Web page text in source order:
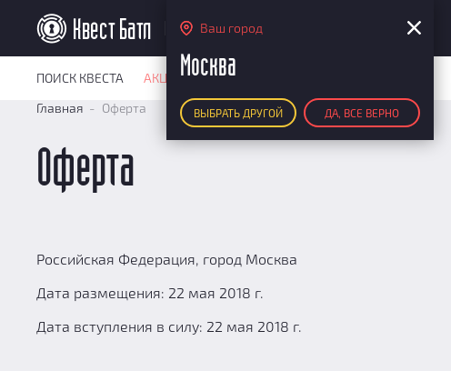
Москва
Ваш город
Москва
ВЫБРАТЬ ДРУГОЙ ДА, ВСЕ ВЕРНО
ПОИСК КВЕСТА АКЦИИ РЕЙТИНГ КВЕСТОВ
Главная
Оферта
Оферта
Российская Федерация, город Москва
Дата размещения: 22 мая 2018 г.
Дата вступления в силу: 22 мая 2018 г.